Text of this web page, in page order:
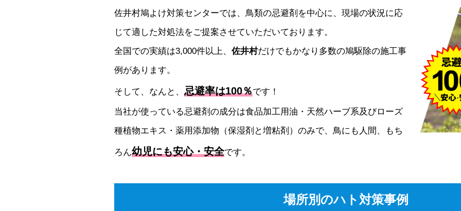
佐井村鳩よけ対策センターでは、鳥類の忌避剤を中心に、現場の状況に応
じて適した対処法をご提案させていただいております。
全国での実績は3,000件以上、 佐井村だけでもかなり多数の鳩駆除の施工事
例があります。
そして、なんと、 忌避率は100％です！
当社が使っている忌避剤の成分は食品加工用油・天然ハーブ系及びローズ
種植物エキス・薬用添加物（保湿剤と増粘剤）のみで、鳥にも人間、もち
ろん幼児にも安心・安全です。
場所別のハト対策事例